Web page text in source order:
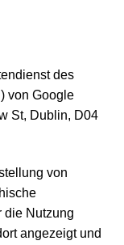
des
von Google
St, Dublin, D04
von
die Nutzung
angezeigt und